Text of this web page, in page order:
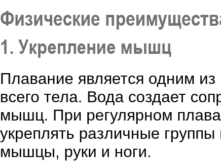
Физические
1. Укрепление мышц
Плавание является одним
всего тела. Вода создает
мышц. При регулярном
укреплять различные
мышцы, руки и ноги.